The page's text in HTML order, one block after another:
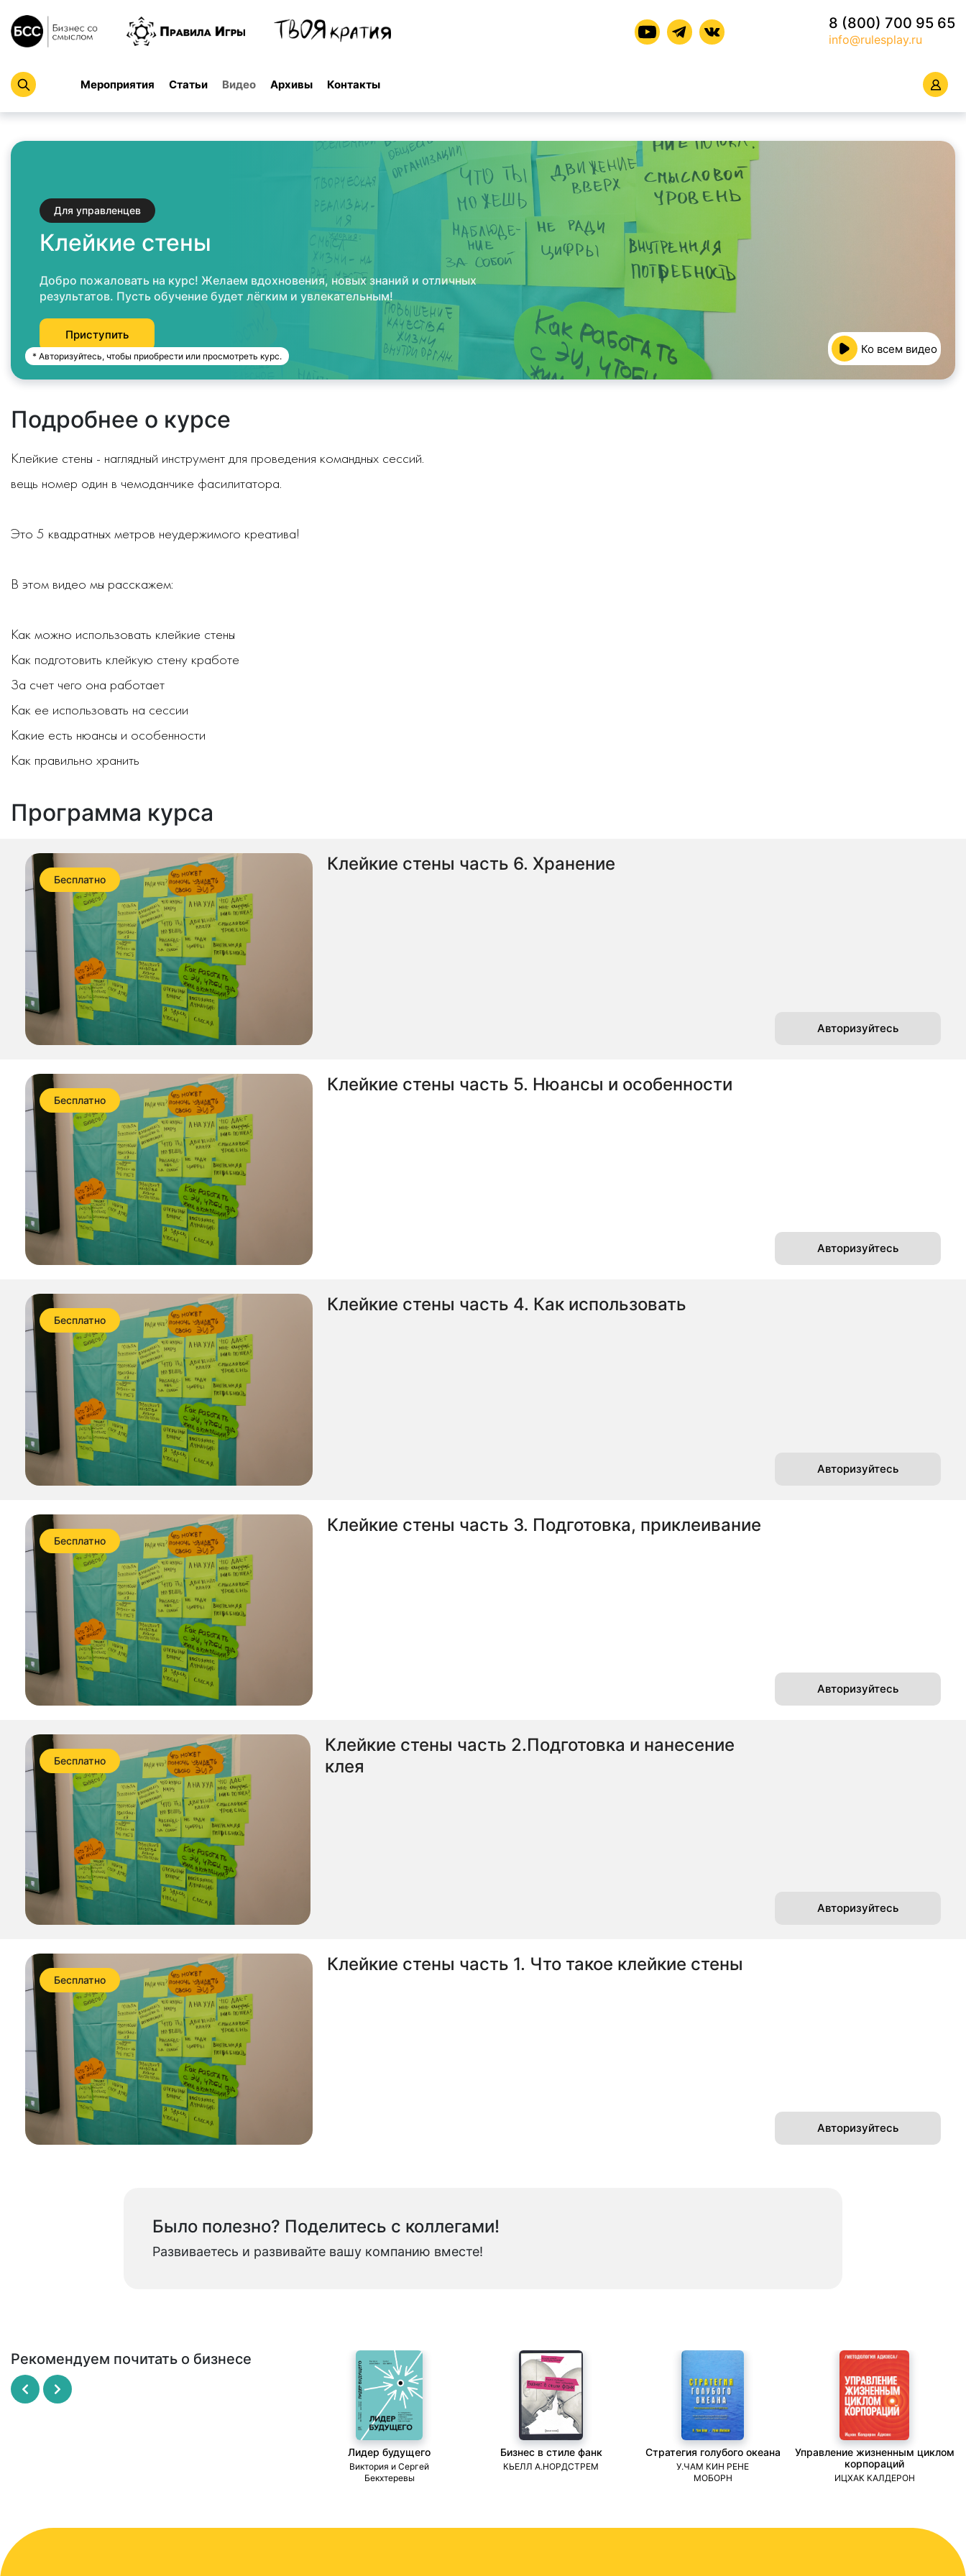
8 (800) 700 95 65
info@rulesplay.ru
Мероприятия Статьи Видео Архивы Контакты
Для управленцев
Клейкие стены
Добро пожаловать на курс! Желаем вдохновения, новых знаний и отличных
результатов. Пусть обучение будет лёгким и увлекательным!
Приступить
Ко всем видео
* Авторизуйтесь, чтобы приобрести или просмотреть курс.
Подробнее о курсе
Клейкие стены - наглядный инструмент для проведения командных сессий.
вещь номер один в чемоданчике фасилитатора.
Это 5 квадратных метров неудержимого креатива!
В этом видео мы расскажем:
Как можно использовать клейкие стены
Как подготовить клейкую стену кработе
За счет чего она работает
Как ее использовать на сессии
Какие есть нюансы и особенности
Как правильно хранить
Программа курса
Клейкие стены часть 6. Хранение
Бесплатно
Авторизуйтесь
Клейкие стены часть 5. Нюансы и особенности
Бесплатно
Авторизуйтесь
Клейкие стены часть 4. Как использовать
Бесплатно
Авторизуйтесь
Клейкие стены часть 3. Подготовка, приклеивание
Бесплатно
Авторизуйтесь
Клейкие стены часть 2.Подготовка и нанесение
клея
Бесплатно
Авторизуйтесь
Клейкие стены часть 1. Что такое клейкие стены
Бесплатно
Авторизуйтесь
Было полезно? Поделитесь с коллегами!
Развиваетесь и развивайте вашу компанию вместе!
Рекомендуем почитать о бизнесе
Лидер будущего
Виктория и Сергей
Бекхтеревы
Бизнес в стиле фанк
КЬЕЛЛ А.НОРДСТРЕМ
Стратегия голубого океана
У.ЧАМ КИН РЕНЕ
МОБОРН
Управление жизненным циклом
корпораций
ИЦХАК КАЛДЕРОН